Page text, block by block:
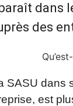
dans
des
SASU dans
est